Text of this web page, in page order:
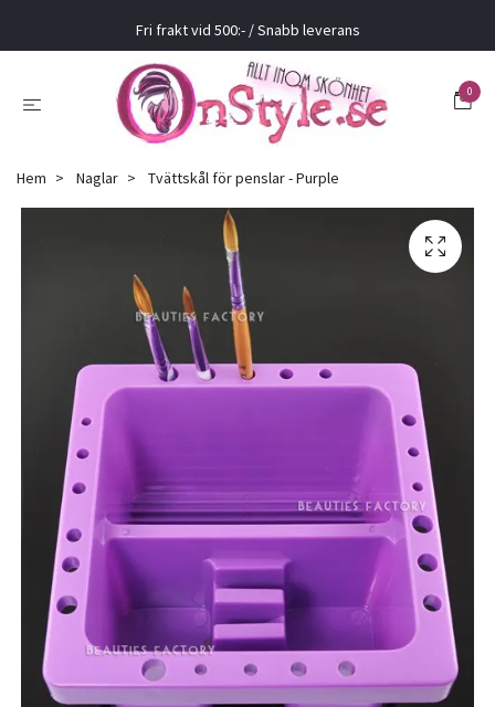
Fri frakt vid 500:- / Snabb leverans
0
Hem Naglar Tvättskål för penslar - Purple